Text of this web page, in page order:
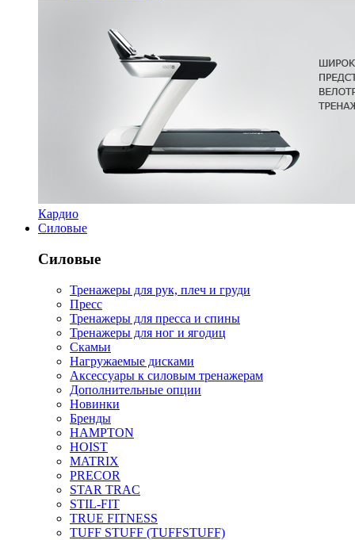
Кардио
Силовые
Силовые
Тренажеры для рук, плеч и груди
Пресс
Тренажеры для пресса и спины
Тренажеры для ног и ягодиц
Скамьи
Нагружаемые дисками
Аксессуары к силовым тренажерам
Дополнительные опции
Новинки
Бренды
HAMPTON
HOIST
MATRIX
PRECOR
STAR TRAC
STIL-FIT
TRUE FITNESS
TUFF STUFF (TUFFSTUFF)